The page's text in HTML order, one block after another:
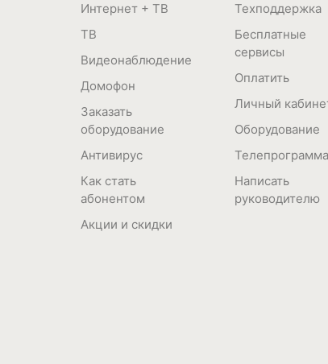
Интернет + ТВ
ТВ
Видеонаблюдение
Домофон
Заказать
оборудование
Антивирус
Как стать
абонентом
Акции и скидки
Техподдержка
Бесплатные
сервисы
Оплатить
Личный
Оборудование
Телепрограмма
Написать
руководителю